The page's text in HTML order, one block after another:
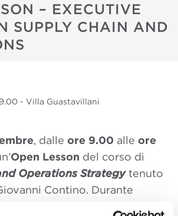
– EXECUTIVE
SUPPLY CHAIN AND
- Villa Guastavillani
, dalle ore 9.00 alle ore
Open Lesson del corso di
Operations Strategytenuto
Contino. Durante